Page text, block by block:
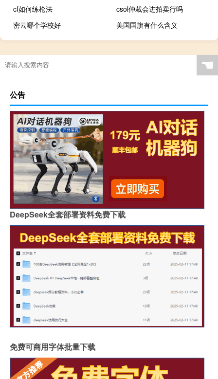
cf如何练枪法
csol仲裁会进拍卖行吗
密云哪个学校好
美国国旗有什么含义
☚
公告
DeepSeek全套部署资料免费下载
免费可商用字体批量下载